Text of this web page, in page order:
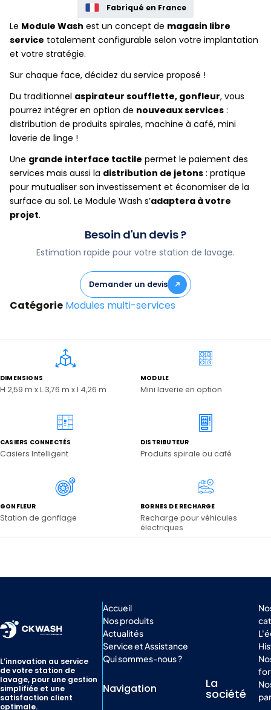
Fabriqué en France
Le Module Wash est un concept de magasin libre
service totalement configurable selon votre implantation
et votre stratégie.
Sur chaque face, décidez du service proposé !
Du traditionnel aspirateur soufflette, gonfleur, vous
pourrez intégrer en option de nouveaux services :
distribution de produits spirales, machine à café, mini
laverie de linge !
Une grande interface tactile permet le paiement des
services mais aussi la distribution de jetons : pratique
pour mutualiser son investissement et économiser de la
surface au sol. Le Module Wash s’adaptera à votre
projet.
Besoin d'un devis ?
Estimation rapide pour votre station de lavage.
Demander un devis
Catégorie Modules multi-services
DIMENSIONS
H 2,59 m x L 3,76 m x l 4,26 m
MODULE
Mini laverie en option
CASIERS CONNECTÉS
Casiers Intelligent
DISTRIBUTEUR
Produits spirale ou café
GONFLEUR
Station de gonflage
BORNES DE RECHARGE
Recharge pour véhicules
électriques
L’innovation au service
de votre station de
lavage, pour une gestion
simplifiée et une
satisfaction client
optimale.
Navigation
Accueil
Nos produits
Actualités
Service et Assistance
Qui sommes-nous ?
La
société